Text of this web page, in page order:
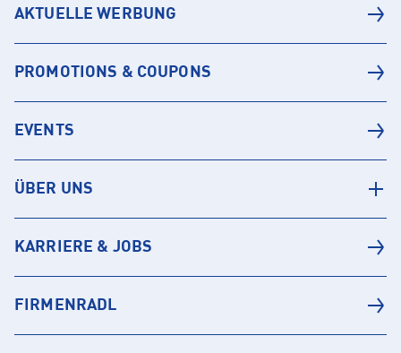
AKTUELLE WERBUNG
PROMOTIONS & COUPONS
EVENTS
ÜBER UNS
KARRIERE & JOBS
FIRMENRADL